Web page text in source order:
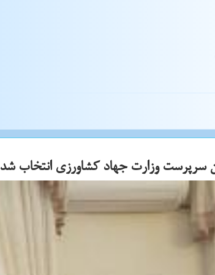
سرپرست وزارت جهاد كشاورزی انتخاب شد